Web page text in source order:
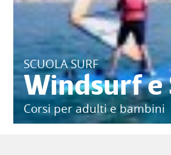
SCUOLA SURF
Windsurf e
Corsi per adulti e bambini